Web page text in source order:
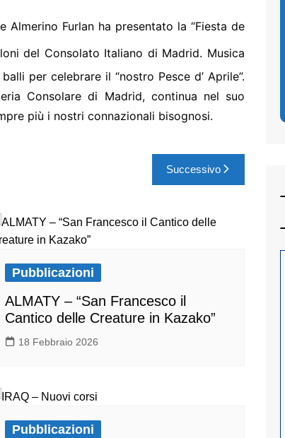
Almerino Furlan ha presentato la “Fiesta de
del Consolato Italiano di Madrid. Musica
per celebrare il “nostro Pesce d’ Aprile”.
Consolare di Madrid, continua nel suo
più i nostri connazionali bisognosi.
Successivo
Pubblicazioni
ALMATY – “San Francesco il
Cantico delle Creature in Kazako”
18 Febbraio 2026
Pubblicazioni